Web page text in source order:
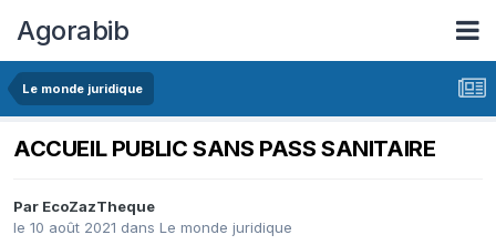
Agorabib
Le monde juridique
ACCUEIL PUBLIC SANS PASS SANITAIRE
Par EcoZazTheque
le 10 août 2021 dans Le monde juridique